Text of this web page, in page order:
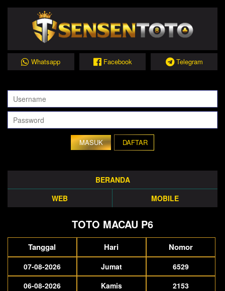
Whatsapp Facebook Telegram
DAFTAR
BERANDA
WEB
MOBILE
TOTO MACAU P6
Tanggal Hari Nomor
07-08-2026 Jumat
6529
06-08-2026
Kamis
2153